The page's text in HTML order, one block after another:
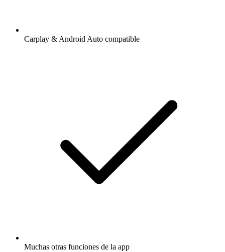
Carplay & Android Auto compatible
Muchas otras funciones de la app